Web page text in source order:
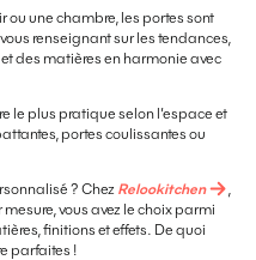
ou une chambre, les portes sont
renseignant sur les tendances,
des matières en harmonie avec
le plus pratique selon l’espace et
portes coulissantes ou
? Chez Relookitchen
vous avez le choix parmi
finitions et effets. De quoi
parfaites !